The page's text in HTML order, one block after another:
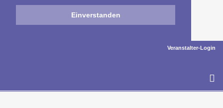
Einverstanden
Veranstalter-Login